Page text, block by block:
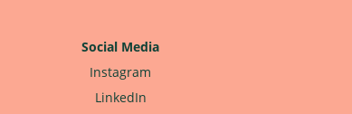
Social Media
Instagram
LinkedIn